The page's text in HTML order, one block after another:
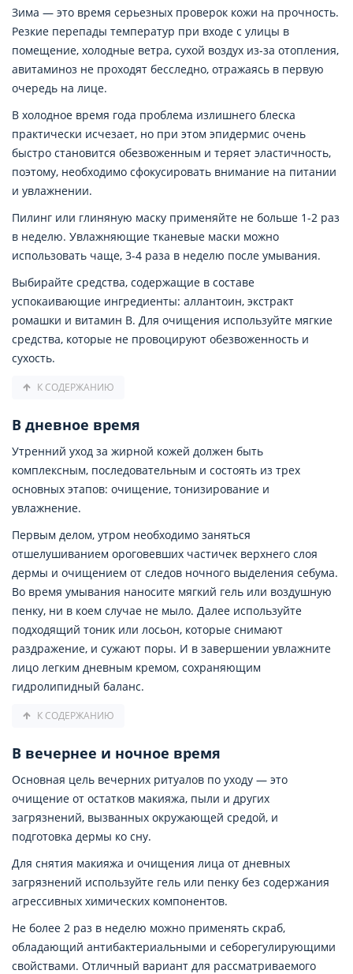
Зима — это время серьезных проверок кожи на прочность.
Резкие перепады температур при входе с улицы в
помещение, холодные ветра, сухой воздух из-за отопления,
авитаминоз не проходят бесследно, отражаясь в первую
очередь на лице.
В холодное время года проблема излишнего блеска
практически исчезает, но при этом эпидермис очень
быстро становится обезвоженным и теряет эластичность,
поэтому, необходимо сфокусировать внимание на питании
и увлажнении.
Пилинг или глиняную маску применяйте не больше 1-2 раз
в неделю. Увлажняющие тканевые маски можно
использовать чаще, 3-4 раза в неделю после умывания.
Выбирайте средства, содержащие в составе
успокаивающие ингредиенты: аллантоин, экстракт
ромашки и витамин B. Для очищения используйте мягкие
средства, которые не провоцируют обезвоженность и
сухость.
К СОДЕРЖАНИЮ
В дневное время
Утренний уход за жирной кожей должен быть
комплексным, последовательным и состоять из трех
основных этапов: очищение, тонизирование и
увлажнение.
Первым делом, утром необходимо заняться
отшелушиванием ороговевших частичек верхнего слоя
дермы и очищением от следов ночного выделения себума.
Во время умывания наносите мягкий гель или воздушную
пенку, ни в коем случае не мыло. Далее используйте
подходящий тоник или лосьон, которые снимают
раздражение, и сужают поры. И в завершении увлажните
лицо легким дневным кремом, сохраняющим
гидролипидный баланс.
К СОДЕРЖАНИЮ
В вечернее и ночное время
Основная цель вечерних ритуалов по уходу — это
очищение от остатков макияжа, пыли и других
загрязнений, вызванных окружающей средой, и
подготовка дермы ко сну.
Для снятия макияжа и очищения лица от дневных
загрязнений используйте гель или пенку без содержания
агрессивных химических компонентов.
Не более 2 раз в неделю можно применять скраб,
обладающий антибактериальными и себорегулирующими
свойствами. Отличный вариант для рассматриваемого